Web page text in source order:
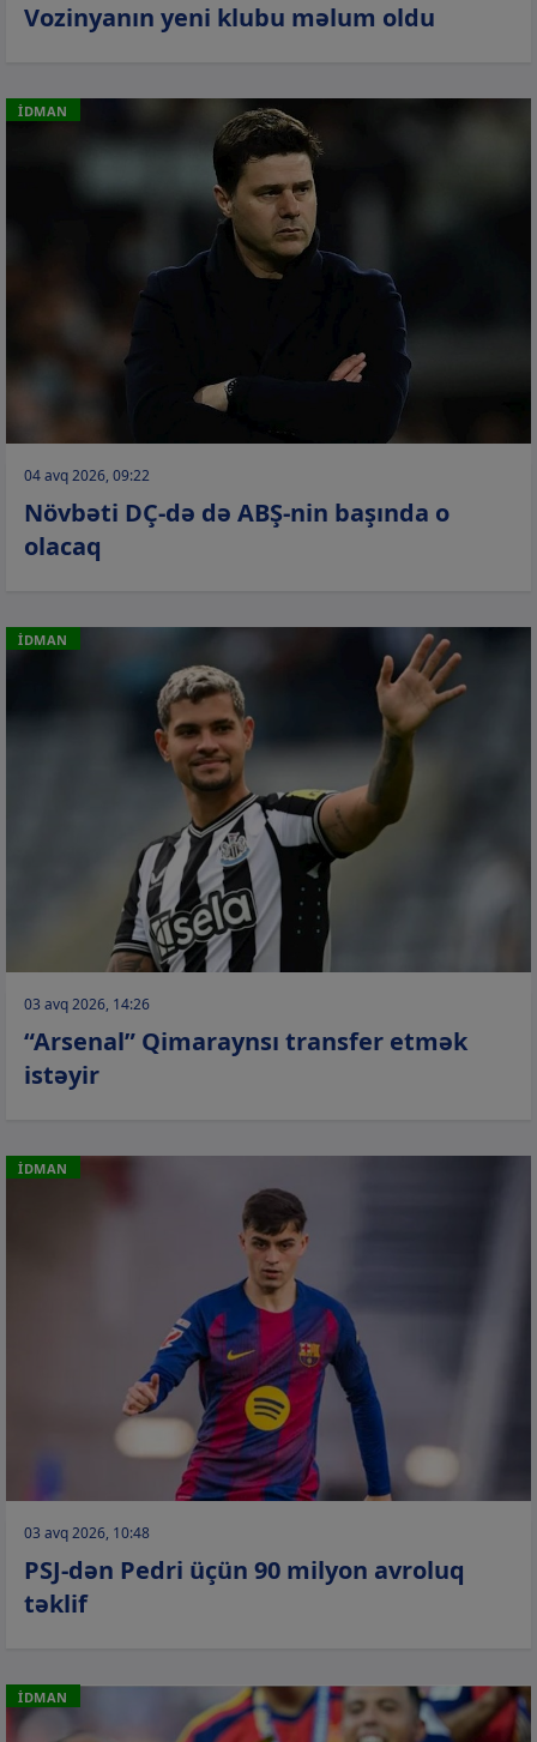
Vozinyanın yeni klubu məlum oldu
İDMAN
04 avq 2026, 09:22
Növbəti DÇ-də də ABŞ-nin başında o
olacaq
İDMAN
03 avq 2026, 14:26
“Arsenal” Qimaraynsı transfer etmək
istəyir
İDMAN
03 avq 2026, 10:48
PSJ-dən Pedri üçün 90 milyon avroluq
təklif
İDMAN